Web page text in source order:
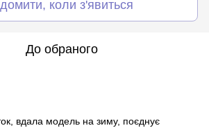
коли з'явиться
До обраного
вдала модель на зиму, поєднує